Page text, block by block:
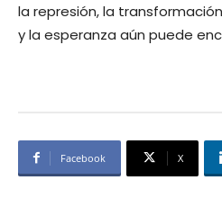
la represión, la
y la esperanza aún puede
Facebook X